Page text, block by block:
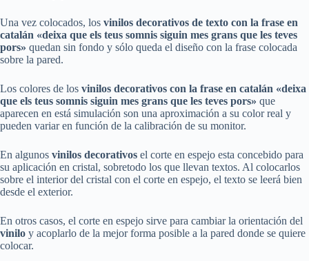
Una vez colocados, los vinilos decorativos de texto con la frase en
catalán «deixa que els teus somnis siguin mes grans que les teves
pors» quedan sin fondo y sólo queda el diseño con la frase colocada
sobre la pared.
Los colores de los vinilos decorativos con la frase en catalán «deixa
que els teus somnis siguin mes grans que les teves pors» que
aparecen en está simulación son una aproximación a su color real y
pueden variar en función de la calibración de su monitor.
En algunos vinilos decorativos el corte en espejo esta concebido para
su aplicación en cristal, sobretodo los que llevan textos. Al colocarlos
sobre el interior del cristal con el corte en espejo, el texto se leerá bien
desde el exterior.
En otros casos, el corte en espejo sirve para cambiar la orientación del
vinilo y acoplarlo de la mejor forma posible a la pared donde se quiere
colocar.